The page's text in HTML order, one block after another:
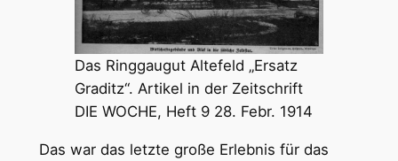
Das Ringgaugut Altefeld „Ersatz
Graditz“. Artikel in der Zeitschrift
DIE WOCHE, Heft 9 28. Febr. 1914
Das war das letzte große Erlebnis für das